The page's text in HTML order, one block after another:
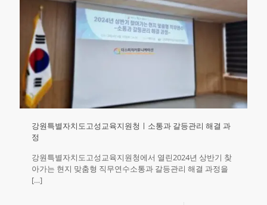
강원특별자치도고성교육지원청ㅣ소통과 갈등관리 해결 과
정
강원특별자치도고성교육지원청에서 열린2024년 상반기 찾
아가는 현지 맞춤형 직무연수소통과 갈등관리 해결 과정을
[…]